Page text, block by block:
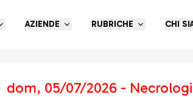
AZIENDE RUBRICHE CHI
dom, 05/07/2026 - Necrologi